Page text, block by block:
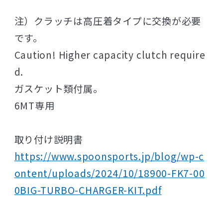
注）クラッチは高圧着タイプに交換が必要
です。
Caution! Higher capacity clutch require
d.
ガスケット類付属。
6MT専用
取り付け説明書
https://www.spoonsports.jp/blog/wp-c
ontent/uploads/2024/10/18900-FK7-00
0BIG-TURBO-CHARGER-KIT.pdf